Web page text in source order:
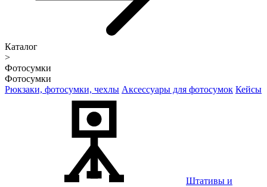
Каталог
>
Фотосумки
Фотосумки
Рюкзаки, фотосумки, чехлы Аксессуары для фотосумок Кейсы
Штативы и